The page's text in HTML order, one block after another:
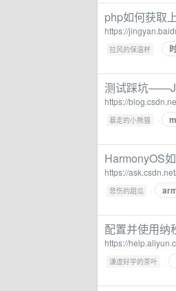
php如何获取
https://
拉风的保温杯 ·
测试踩坑
https://
暴走的小熊猫 ·
HarmonyOS
https://
悲伤的甜瓜 ·
配置并使用纳
https://
谦虚好学的茶叶 ·